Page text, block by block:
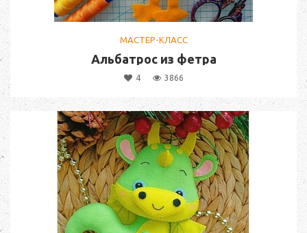
МАСТЕР-КЛАСС
Альбатрос из фетра
4 3866